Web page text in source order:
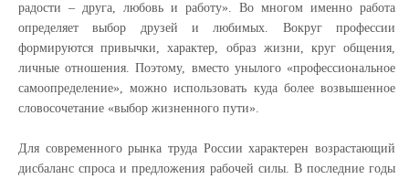
радости – друга, любовь и работу». Во многом именно работа
определяет выбор друзей и любимых. Вокруг профессии
формируются привычки, характер, образ жизни, круг общения,
личные отношения. Поэтому, вместо унылого «профессиональное
самоопределение», можно использовать куда более возвышенное
словосочетание «выбор жизненного пути».
Для современного рынка труда России характерен возрастающий
дисбаланс спроса и предложения рабочей силы. В последние годы